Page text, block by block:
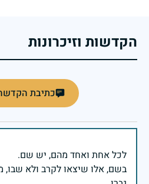
הקדשות וזיכרונות
כתיבת
בשם, אלו שיצאו לקרב ולא שבו,